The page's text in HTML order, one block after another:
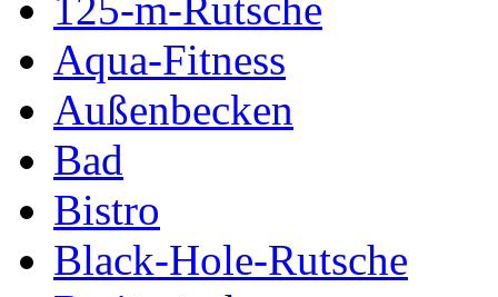
125-m-Rutsche
Aqua-Fitness
Außenbecken
Bad
Bistro
Black-Hole-Rutsche